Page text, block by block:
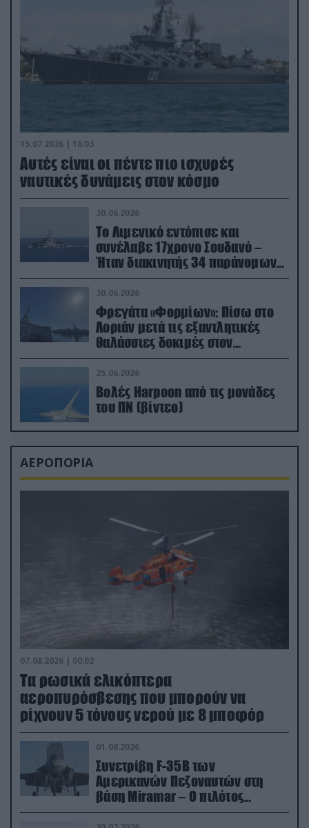
15.07.2026 | 16:03
Aυτές είναι οι πέντε πιο ισχυρές
ναυτικές δυνάμεις στον κόσμο
30.06.2026
Το Λιμενικό εντόπισε και
συνέλαβε 17χρονο Σουδανό –
Ήταν διακινητής 34 παράνομων
μεταναστών
30.06.2026
Φρεγάτα «Φορμίων»: Πίσω στο
Λοριάν μετά τις εξαντλητικές
θαλάσσιες δοκιμές στον
απαιτητικό Βισκαϊκό
25.06.2026
Βολές Harpoon από τις μονάδες
του ΠΝ (βίντεο)
ΑΕΡΟΠΟΡΙΑ
07.08.2026 | 00:02
Τα ρωσικά ελικόπτερα
αεροπυρόσβεσης που μπορούν να
ρίχνουν 5 τόνους νερού με 8 μποφόρ
01.08.2026
Συνετρίβη F-35B των
Αμερικανών Πεζοναυτών στη
βάση Miramar – Ο πιλότος
εκτινάχθηκε εγκαίρως